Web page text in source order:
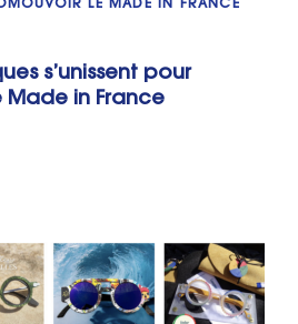
LE MADE IN FRANCE
s’unissent pour
Made in France